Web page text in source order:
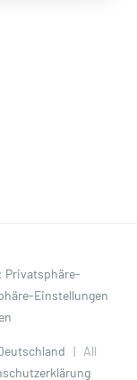
Privatsphäre-
Einstellungen
| All